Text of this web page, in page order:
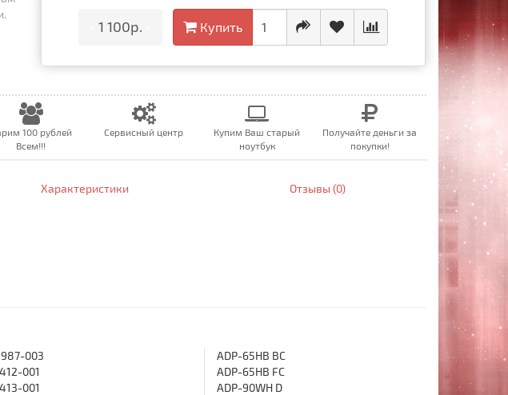
1 100р. Купить
100 рублей
Всем!!!
Сервисный центр
Купим Ваш старый
ноутбук
Получайте деньги за
покупки!
Характеристики Отзывы (0)
003
001
001
ADP-65HB BC
ADP-65HB FC
ADP-90WH D